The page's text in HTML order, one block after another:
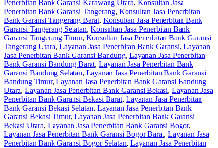
Penerbitan Bank Garansi Karawang Utara, Konsultan Jasa
Penerbitan Bank Garansi Tangerang, Konsultan Jasa Penerbitan
Bank Garansi Tangerang Barat, Konsultan Jasa Penerbitan Bank
Garansi Tangerang Selatan, Konsultan Jasa Penerbitan Bank
Garansi Tangerang Timur, Konsultan Jasa Penerbitan Bank Garansi
Tangerang Utara, Layanan Jasa Penerbitan Bank Garansi, Layanan
Jasa Penerbitan Bank Garansi Bandung, Layanan Jasa Penerbitan
Bank Garansi Bandung Barat, Layanan Jasa Penerbitan Bank
Garansi Bandung Selatan, Layanan Jasa Penerbitan Bank Garansi
Bandung Timur, Layanan Jasa Penerbitan Bank Garansi Bandung
Utara, Layanan Jasa Penerbitan Bank Garansi Bekasi, Layanan Jasa
Penerbitan Bank Garansi Bekasi Barat, Layanan Jasa Penerbitan
Bank Garansi Bekasi Selatan, Layanan Jasa Penerbitan Bank
Garansi Bekasi Timur, Layanan Jasa Penerbitan Bank Garansi
Bekasi Utara, Layanan Jasa Penerbitan Bank Garansi Bogor,
Layanan Jasa Penerbitan Bank Garansi Bogor Barat, Layanan Jasa
Penerbitan Bank Garansi Bogor Selatan, Layanan Jasa Penerbitan